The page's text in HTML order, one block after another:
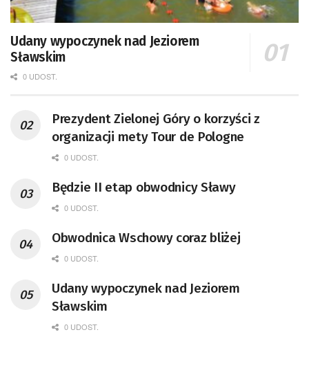
Udany wypoczynek nad Jeziorem
Sławskim
0 UDOST.
Prezydent Zielonej Góry o korzyści z
organizacji mety Tour de Pologne
0 UDOST.
Będzie II etap obwodnicy Sławy
0 UDOST.
Obwodnica Wschowy coraz bliżej
0 UDOST.
Udany wypoczynek nad Jeziorem
Sławskim
0 UDOST.